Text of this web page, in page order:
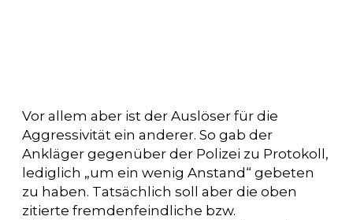
Vor allem aber ist der Auslöser für die
Aggressivität ein anderer. So gab der
Ankläger gegenüber der Polizei zu Protokoll,
lediglich „um ein wenig Anstand“ gebeten
zu haben. Tatsächlich soll aber die oben
zitierte fremdenfeindliche bzw.